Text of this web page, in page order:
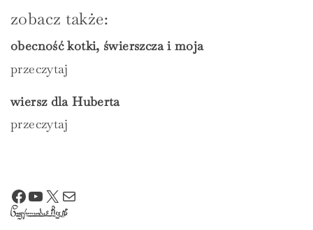
zobacz także:
obecność kotki, świerszcza i moja
przeczytaj
wiersz dla Huberta
przeczytaj
Facebook YouTube X Mail